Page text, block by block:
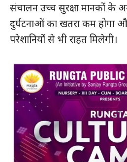
संचालन उच्च सुरक्षा मानकों के
दुर्घटनाओं का खतरा कम होगा
परेशानियों से भी राहत मिलेगी।